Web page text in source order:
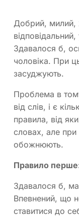
Добрий, милий,
Здавалося б,
чоловіка. При
засуджують.
Проблема в
від слів, і є
правила, від
словах, але при
обожнюють.
Правило
Здавалося б,
Впевнений, що
ставитися до